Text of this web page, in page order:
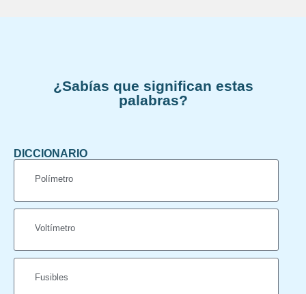
¿Sabías que significan estas
palabras?
DICCIONARIO
Polímetro
Voltímetro
Fusibles